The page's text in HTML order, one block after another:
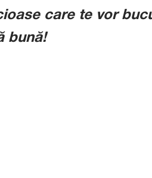
care te vor
bună!